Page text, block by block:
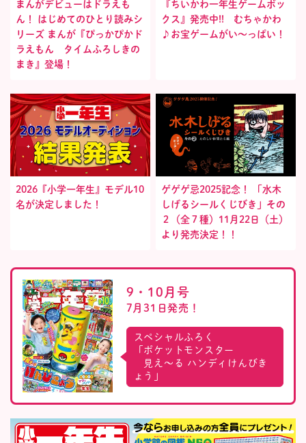
まんがデビューはドラえも
ん！ はじめてのひとり読みシ
リーズ まんが『ぴっかぴかド
ラえもん タイムふろしきの
まき』登場！
『ちいかわ一年生ゲームボッ
クス』発売中!! むちゃかわ
♪お宝ゲームがい〜っぱい！
2026『小学一年生』モデル10
名が決定しました！
ゲゲゲ忌2025記念！ 「水木
しげるシールくじびき」その
２（全７種）11月22日（土）
より発売決定！！
9・10月号
7月31日発売！
スペシャルふろく
「ポケットモンスター
見え〜る ハンディけんびき
ょう」